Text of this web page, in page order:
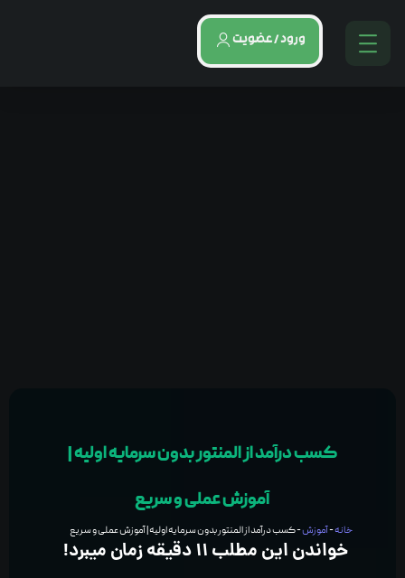
ورود / عضویت
کسب درآمد از المنتور بدون سرمایه اولیه |
آموزش عملی و سریع
خانه-آموزش-کسب درآمد از المنتور بدون سرمایه اولیه | آموزش عملی و سریع
خواندن این مطلب 11 دقیقه زمان میبرد!